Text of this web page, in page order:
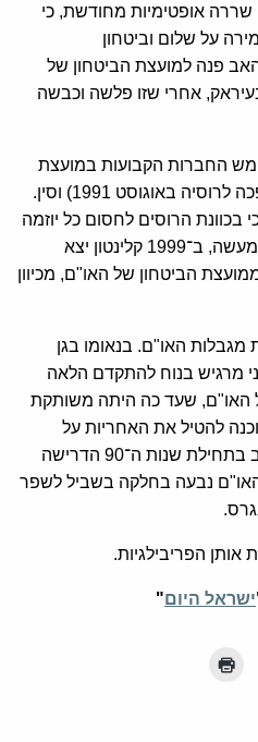
אופטימיות מחודשת, כי
על שלום וביטחון
האב פנה למועצת הביטחון של
אחרי שזו פלשה וכבשה
החברות הקבועות במועצת
הביטחון, ובכללן בריה"מ (שהפכה לרוסיה באוגוסט 1991) וסין.
הרוסים לחסום כל יוזמה
אמריקנית במועצת הביטחון. למעשה, ב־1999 קלינטון יצא
הביטחון של האו"ם, מכיוון
האו"ם. בנאומו בגן
מרגיש בנוח להתקדם הלאה
האו"ם, שעד כה היתה משותקת
להטיל את האחריות על
אסד". במהלך ממשל בוש האב בתחילת שנות ה־90 הדרישה
נבעה בחלקה בשביל לשפר
ישראל היום"